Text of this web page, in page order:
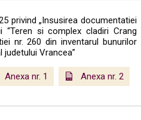
privind „Insusirea documentatiei
“Teren si complex cladiri Crang
nr. 260 din inventarul bunurilor
judetului Vrancea”
Anexa nr. 1 Anexa nr. 2